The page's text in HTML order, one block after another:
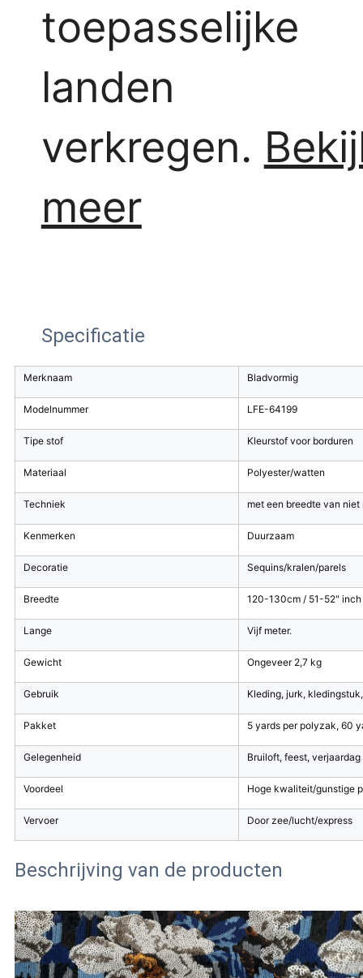
toepasselijke
landen
verkregen.
meer
Specificatie
Merknaam Bladvormig
Modelnummer LFE-64199
Tipe stof Kleurstof voor borduren
Materiaal Polyester/watten
Techniek met een breedte van niet
Kenmerken Duurzaam
Decoratie Sequins/kralen/parels
Breedte 120-130cm / 51-52" inch
Lange Vijf meter.
Gewicht Ongeveer 2,7 kg
Gebruik Kleding, jurk,
Pakket 5 yards per polyzak, 60
Gelegenheid Bruiloft, feest, verjaardag
Voordeel Hoge kwaliteit/gunstige
Vervoer Door zee/lucht/express
Beschrijving van de producten